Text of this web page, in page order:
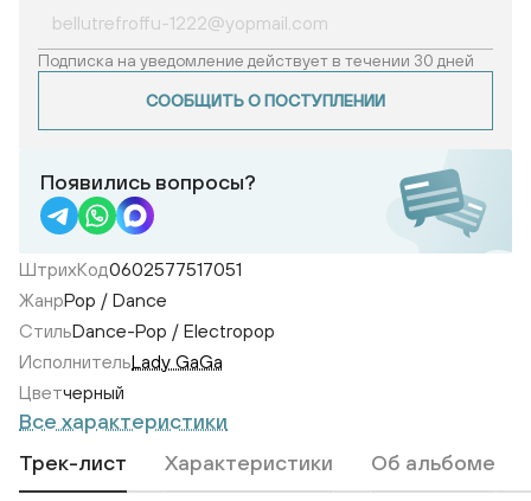
Подписка на уведомление действует в течении 30 дней
СООБЩИТЬ О ПОСТУПЛЕНИИ
Появились вопросы?
ШтрихКод0602577517051
ЖанрPop / Dance
СтильDance-Pop / Electropop
ИсполнительLady GaGa
Цветчерный
Все характеристики
Трек-лист
Характеристики Об альбоме